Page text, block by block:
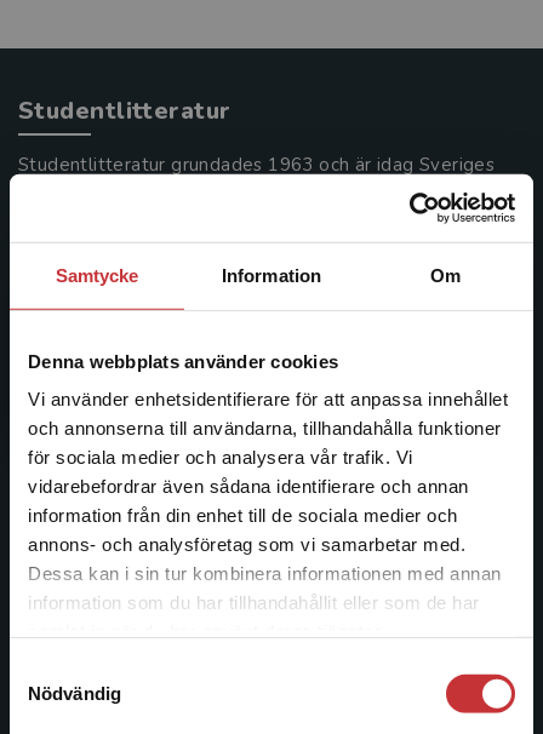
Samtycke Information Om
Denna webbplats använder cookies
Vi använder enhetsidentifierare för att anpassa innehållet
och annonserna till användarna, tillhandahålla funktioner
för sociala medier och analysera vår trafik. Vi
vidarebefordrar även sådana identifierare och annan
information från din enhet till de sociala medier och
annons- och analysföretag som vi samarbetar med.
Dessa kan i sin tur kombinera informationen med annan
information som du har tillhandahållit eller som de har
Nödvändig
Begränsad fraktregion
Det verkar som att du besöker
studentlitteratur.se via en enhet utanför Sverige.
Vi erbjuder inte leveranser utanför Sverige. För
att kunna slutföra ett köp måste
Studentlitteratur
Studentlitteratur grundades 1963 och är idag Sveriges
ledande utbildningsförlag. Med läromedel, kurslitteratur,
längs hela kunskapsresan.
Kontakta oss
Kontakta oss
046-31 20 00
Postadress:
Box 141
221 00 Lund
Besöksadress:
Åkergränden 1